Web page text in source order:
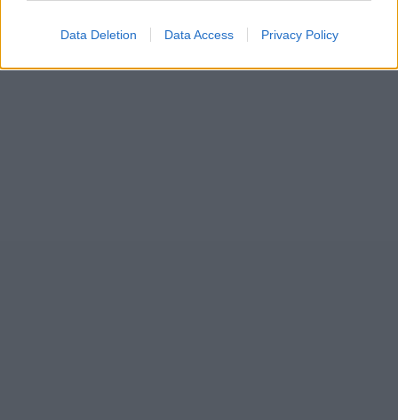
Data Deletion Data Access Privacy Policy